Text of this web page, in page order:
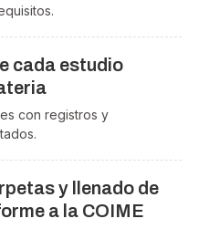
cada estudio
con registros y
y llenado de
a la COIME